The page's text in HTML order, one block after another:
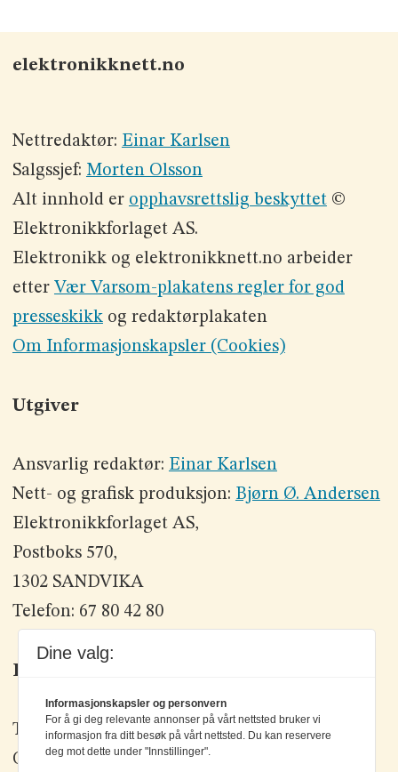
elektronikknett.no
Nettredaktør: Einar Karlsen
Salgssjef: Morten Olsson
Alt innhold er opphavsrettslig beskyttet©
Elektronikkforlaget AS.
Elektronikk og elektronikknett.no arbeider
etter Vær Varsom-plakatens regler for god
presseskikkog redaktørplakaten
Om Informasjonskapsler (Cookies)
Utgiver
Ansvarlig redaktør: Einar Karlsen
Nett- og grafisk produksjon: Bjørn Ø. Andersen
Elektronikkforlaget AS,
Postboks 570,
1302 SANDVIKA
Telefon: 67 80 42 80
Kontakt oss
Tlf: +47 67 80 42 80
Olav Brunborgs vei 6, 1396 Billingstad
Dine valg:
Informasjonskapsler og personvern
For å gi deg relevante annonser på vårt nettsted bruker vi
informasjon fra ditt besøk på vårt nettsted. Du kan reservere
deg mot dette under "Innstillinger".